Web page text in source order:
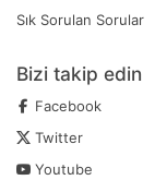
Sık Sorulan Sorular
Bizi takip edin
Facebook
Twitter
Youtube